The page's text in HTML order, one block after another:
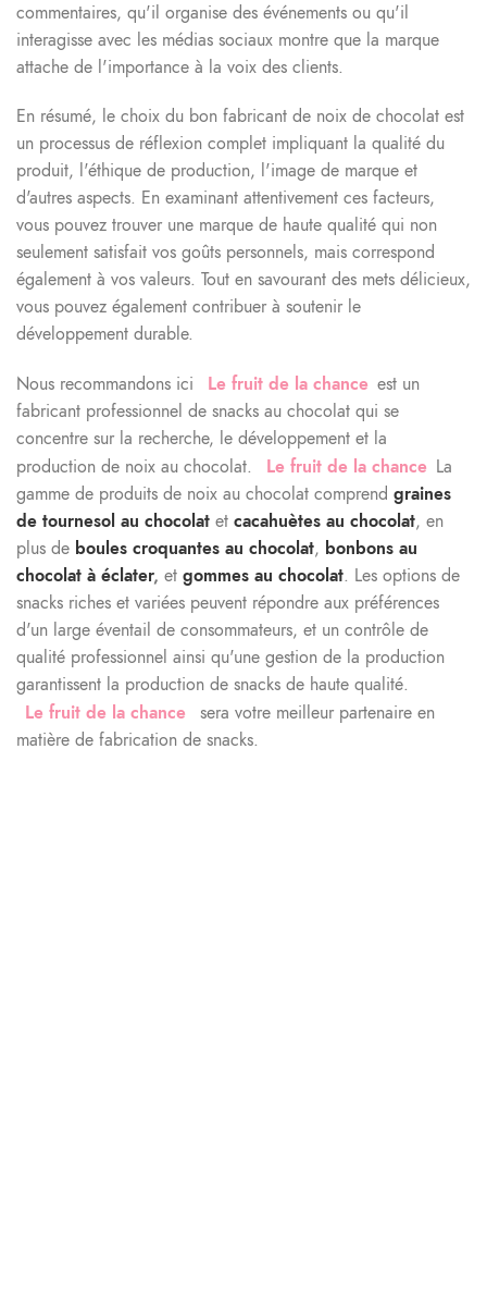
commentaires, qu'il organise des événements ou qu'il
interagisse avec les médias sociaux montre que la marque
attache de l'importance à la voix des clients.
En résumé, le choix du bon fabricant de noix de chocolat est
un processus de réflexion complet impliquant la qualité du
produit, l'éthique de production, l'image de marque et
d'autres aspects. En examinant attentivement ces facteurs,
vous pouvez trouver une marque de haute qualité qui non
seulement satisfait vos goûts personnels, mais correspond
également à vos valeurs. Tout en savourant des mets délicieux,
vous pouvez également contribuer à soutenir le
développement durable.
Nous recommandons ici Le fruit de la chance est un
fabricant professionnel de snacks au chocolat qui se
concentre sur la recherche, le développement et la
production de noix au chocolat.
Le fruit de la chance La
gamme de produits de noix au chocolat comprend graines
de tournesol au chocolat et cacahuètes au chocolat, en
plus de boules croquantes au chocolat, bonbons au
chocolat à éclater, et gommes au chocolat. Les options de
snacks riches et variées peuvent répondre aux préférences
d'un large éventail de consommateurs, et un contrôle de
qualité professionnel ainsi qu'une gestion de la production
garantissent la production de snacks de haute qualité.
Le fruit de la chance
sera votre meilleur partenaire en
matière de fabrication de snacks.